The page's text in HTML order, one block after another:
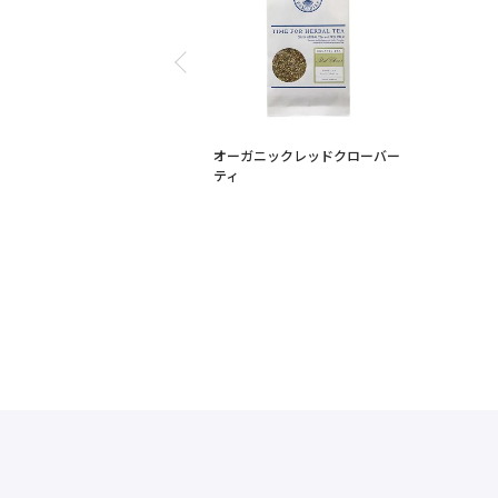
オーガニックレッドクローバー
ティ